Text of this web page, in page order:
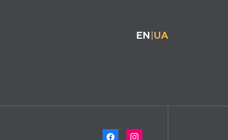
EN UA